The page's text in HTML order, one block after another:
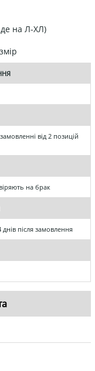
на Л-ХЛ)
від 2 позицій
на брак
після замовлення